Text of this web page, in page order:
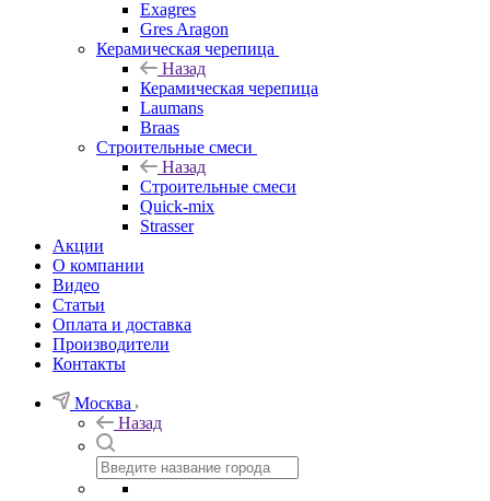
Exagres
Gres Aragon
Керамическая черепица
Назад
Керамическая черепица
Laumans
Braas
Строительные смеси
Назад
Строительные смеси
Quick-mix
Strasser
Акции
О компании
Видео
Статьи
Оплата и доставка
Производители
Контакты
Москва
Назад